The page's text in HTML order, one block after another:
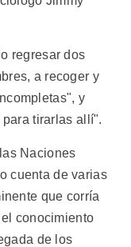
regresar dos
a recoger y
y
tirarlas allí".
Naciones
cuenta de varias
que corría
conocimiento
de los